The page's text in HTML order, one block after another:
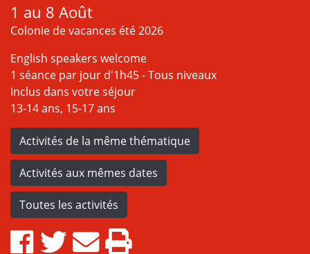
1 au 8 Août
Colonie de vacances été 2026
English speakers welcome
1 séance par jour d'1h45 - Tous niveaux
Inclus dans votre séjour
13-14 ans, 15-17 ans
Activités de la même thématique
Activités aux mêmes dates
Toutes les activités